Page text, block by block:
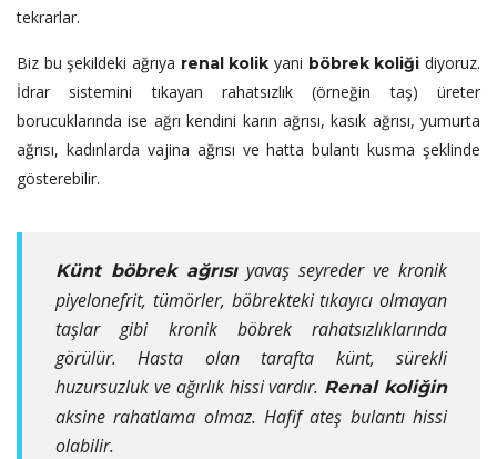
tekrarlar.
Biz bu şekildeki ağrıya renal kolik yani böbrek koliği diyoruz.
İdrar sistemini tıkayan rahatsızlık (örneğin taş) üreter
borucuklarında ise ağrı kendini karın ağrısı, kasık ağrısı, yumurta
ağrısı, kadınlarda vajina ağrısı ve hatta bulantı kusma şeklinde
gösterebilir.
Künt böbrek ağrısıyavaş seyreder ve kronik
piyelonefrit, tümörler, böbrekteki tıkayıcı olmayan
taşlar gibi kronik böbrek rahatsızlıklarında
görülür. Hasta olan tarafta künt, sürekli
huzursuzluk ve ağırlık hissi vardır. Renal koliğin
aksine rahatlama olmaz. Hafif ateş bulantı hissi
olabilir.